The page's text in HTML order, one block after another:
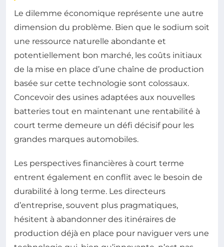
Le dilemme économique représente une autre
dimension du problème. Bien que le sodium soit
une ressource naturelle abondante et
potentiellement bon marché, les coûts initiaux
de la mise en place d’une chaîne de production
basée sur cette technologie sont colossaux.
Concevoir des usines adaptées aux nouvelles
batteries tout en maintenant une rentabilité à
court terme demeure un défi décisif pour les
grandes marques automobiles.
Les perspectives financières à court terme
entrent également en conflit avec le besoin de
durabilité à long terme. Les directeurs
d’entreprise, souvent plus pragmatiques,
hésitent à abandonner des itinéraires de
production déjà en place pour naviguer vers une